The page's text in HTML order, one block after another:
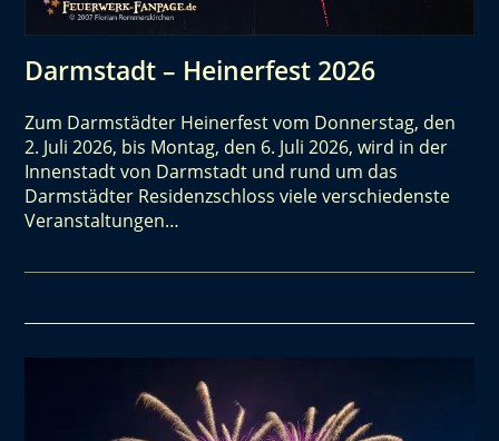
Darmstadt – Heinerfest 2026
Zum Darmstädter Heinerfest vom Donnerstag, den
2. Juli 2026, bis Montag, den 6. Juli 2026, wird in der
Innenstadt von Darmstadt und rund um das
Darmstädter Residenzschloss viele verschiedenste
Veranstaltungen…